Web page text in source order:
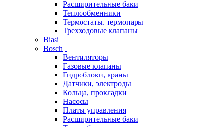
Расширительные баки
Теплообменники
Термостаты, термопары
Трехходовые клапаны
Biasi
Bosch
Вентиляторы
Газовые клапаны
Гидроблоки, краны
Датчики, электроды
Кольца, прокладки
Насосы
Платы управления
Расширительные баки